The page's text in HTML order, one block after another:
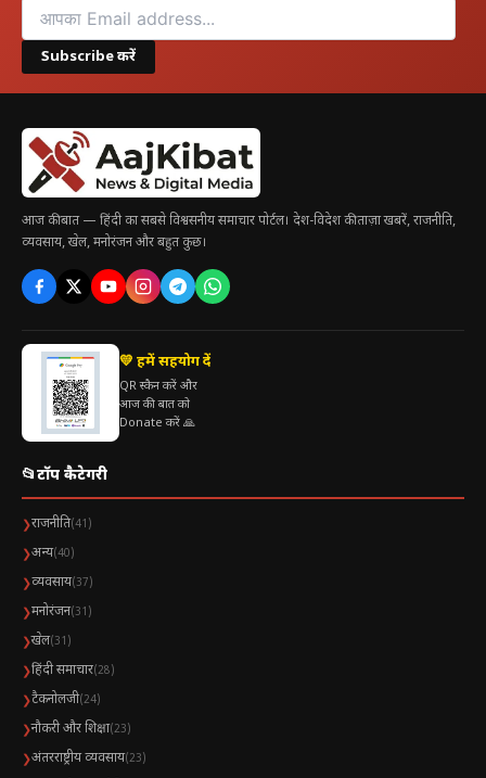
Subscribe करें
आज की बात — हिंदी का सबसे विश्वसनीय समाचार पोर्टल। देश-विदेश की ताज़ा खबरें, राजनीति,
व्यवसाय, खेल, मनोरंजन और बहुत कुछ।
💛 हमें सहयोग दें
QR स्कैन करें और
आज की बात को
Donate करें 🙏
📂टॉप कैटेगरी
❯राजनीति(41)
❯अन्य(40)
❯व्यवसाय(37)
❯मनोरंजन(31)
❯खेल(31)
❯हिंदी समाचार(28)
❯टैकनोलजी(24)
❯नौकरी और शिक्षा(23)
❯अंतरराष्ट्रीय व्यवसाय(23)